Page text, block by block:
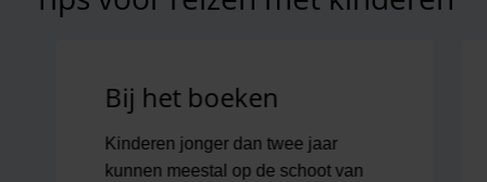
Bij het boeken
Kinderen jonger dan twee jaar
kunnen meestal op de schoot van